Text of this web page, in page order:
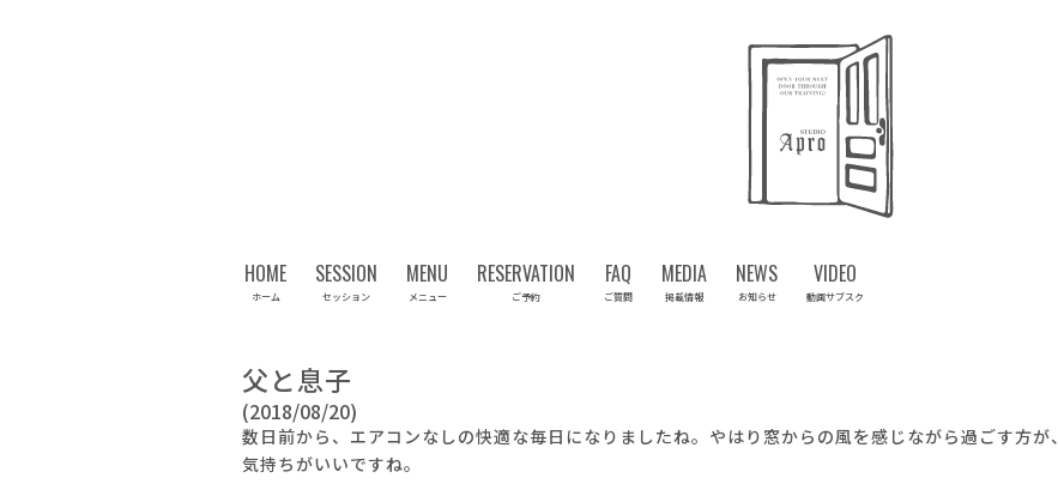
HOME
ホーム
SESSION
セッション
MENU
メニュー
RESERVATION
ご予約
FAQ
ご質問
MEDIA
掲載情報
NEWS
お知らせ
VIDEO
動画サブスク
父と息子
(2018/08/20)
数日前から、エアコンなしの快適な毎日になりましたね。やはり窓からの風を感じながら過ごす方が、
気持ちがいいですね。